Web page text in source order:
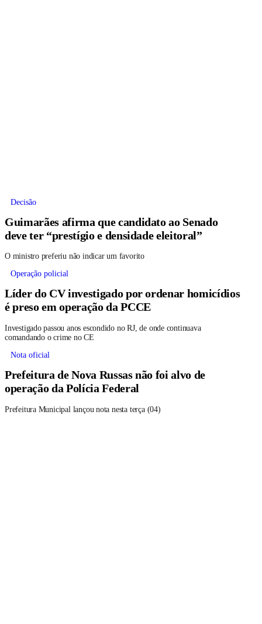
Decisão
Guimarães afirma que candidato ao Senado
deve ter “prestígio e densidade eleitoral”
O ministro preferiu não indicar um favorito
Operação policial
Líder do CV investigado por ordenar homicídios
é preso em operação da PCCE
Investigado passou anos escondido no RJ, de onde continuava
comandando o crime no CE
Nota oficial
Prefeitura de Nova Russas não foi alvo de
operação da Polícia Federal
Prefeitura Municipal lançou nota nesta terça (04)